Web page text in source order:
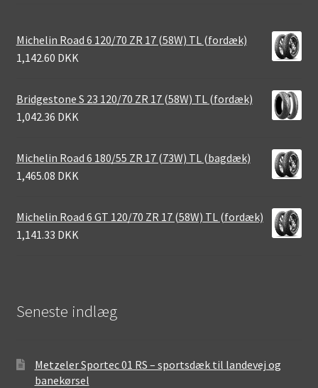
Michelin Road 6 120/70 ZR 17 (58W) TL (fordæk)
1,142.60 DKK
Bridgestone S 23 120/70 ZR 17 (58W) TL (fordæk)
1,042.36 DKK
Michelin Road 6 180/55 ZR 17 (73W) TL (bagdæk)
1,465.08 DKK
Michelin Road 6 GT 120/70 ZR 17 (58W) TL (fordæk)
1,141.33 DKK
Seneste indlæg
Metzeler Sportec 01 RS – sportsdæk til landevej og
banekørsel